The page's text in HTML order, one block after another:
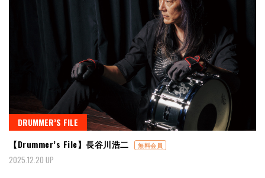
DRUMMER’S FILE
【Drummer’s File】長谷川浩二
無料会員
2025.12.20 UP